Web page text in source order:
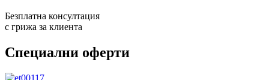
Безплатна консултация
с грижа за клиента
Специални оферти